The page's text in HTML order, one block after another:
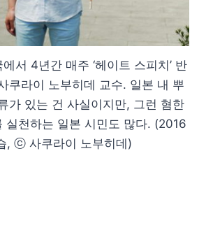
서 4년간 매주 ‘헤이트 스피치’ 반
쿠라이 노부히데 교수. 일본 내 뿌
가 있는 건 사실이지만, 그런 혐한
실천하는 일본 시민도 많다. (2016
, ⓒ 사쿠라이 노부히데)